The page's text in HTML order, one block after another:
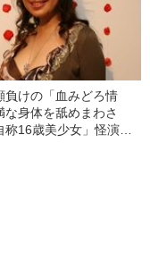
負けの「血みどろ情
な身体を舐めまわさ
16歳美少女」怪演